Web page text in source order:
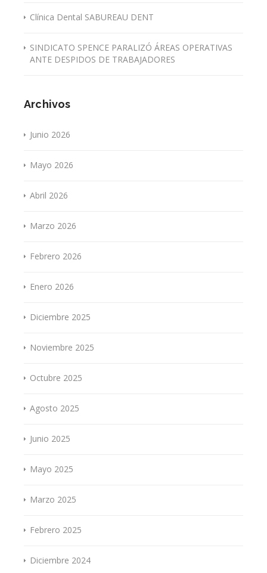
Clínica Dental SABUREAU DENT
SINDICATO SPENCE PARALIZÓ ÁREAS OPERATIVAS
ANTE DESPIDOS DE TRABAJADORES
Archivos
Junio 2026
Mayo 2026
Abril 2026
Marzo 2026
Febrero 2026
Enero 2026
Diciembre 2025
Noviembre 2025
Octubre 2025
Agosto 2025
Junio 2025
Mayo 2025
Marzo 2025
Febrero 2025
Diciembre 2024